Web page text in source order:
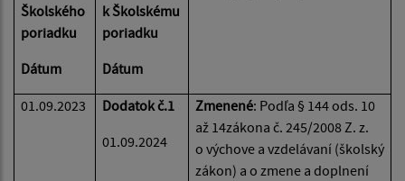
Školského
poriadku
Dátum
k Školskému
poriadku
Dátum
01.09.2023
Dodatok č.1
01.09.2024
Zmenené: Podľa § 144 ods. 10
až 14zákona č. 245/2008 Z. z.
o výchove a vzdelávaní (školský
zákon) a o zmene a doplnení